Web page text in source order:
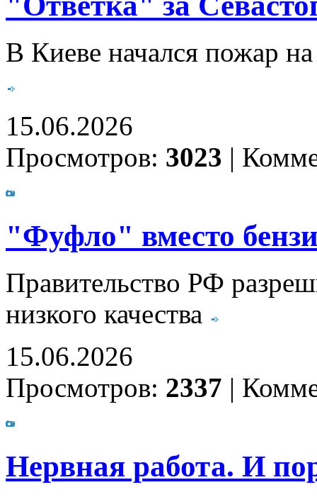
В Киеве начался пожар
15.06.2026
Просмотров: 3023 |
"Фуфло" вместо
Правительство РФ
низкого качества
15.06.2026
Просмотров: 2337 |
Нервная работа. И